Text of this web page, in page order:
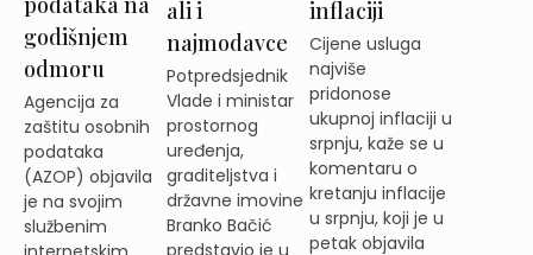
godišnjem
odmoru
Agencija za
zaštitu osobnih
podataka
(AZOP) objavila
je na svojim
službenim
ali i
najmodavce
Potpredsjednik
Vlade i ministar
prostornog
uređenja,
graditeljstva i
državne imovine
Branko Bačić
predstavio je u
inflaciji
Cijene usluga
najviše
pridonose
ukupnoj inflaciji u
srpnju, kaže se u
komentaru o
kretanju inflacije
u srpnju, koji je u
petak objavila